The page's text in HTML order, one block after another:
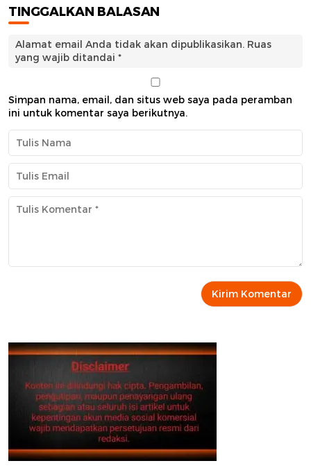
TINGGALKAN BALASAN
Alamat email Anda tidak akan dipublikasikan. Ruas
yang wajib ditandai *
Simpan nama, email, dan situs web saya pada peramban
ini untuk komentar saya berikutnya.